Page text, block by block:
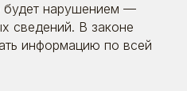
будет нарушением —
сведений. В законе
информацию по всей